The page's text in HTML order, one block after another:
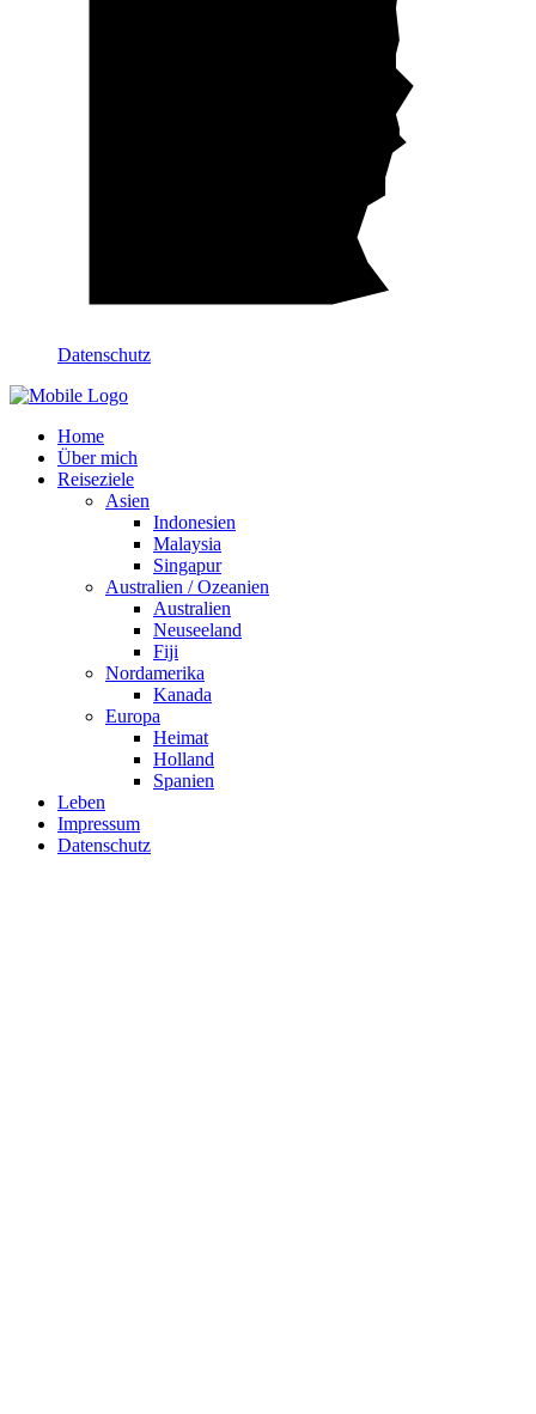
Datenschutz
Home
Über mich
Reiseziele
Asien
Indonesien
Malaysia
Singapur
Australien / Ozeanien
Australien
Neuseeland
Fiji
Nordamerika
Kanada
Europa
Heimat
Holland
Spanien
Leben
Impressum
Datenschutz